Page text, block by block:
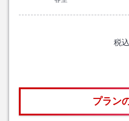
税込
プラン